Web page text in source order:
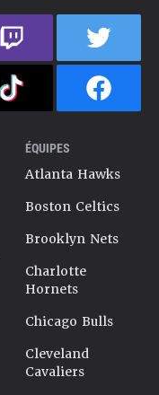
ÉQUIPES
Atlanta Hawks
Boston Celtics
Brooklyn Nets
Charlotte
Hornets
Chicago Bulls
Cleveland
Cavaliers